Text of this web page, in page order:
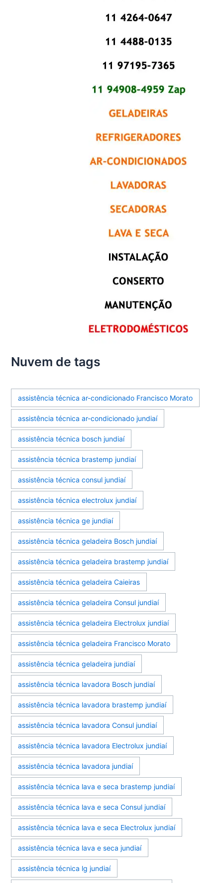
Nuvem de tags
assistência técnica ar-condicionado Francisco Morato
assistência técnica ar-condicionado jundiaí
assistência técnica bosch jundiaí
assistência técnica brastemp jundiaí
assistência técnica consul jundiaí
assistência técnica electrolux jundiaí
assistência técnica ge jundiaí
assistência técnica geladeira Bosch jundiaí
assistência técnica geladeira brastemp jundiaí
assistência técnica geladeira Caieiras
assistência técnica geladeira Consul jundiaí
assistência técnica geladeira Electrolux jundiaí
assistência técnica geladeira Francisco Morato
assistência técnica geladeira jundiaí
assistência técnica lavadora Bosch jundiaí
assistência técnica lavadora brastemp jundiaí
assistência técnica lavadora Consul jundiaí
assistência técnica lavadora Electrolux jundiaí
assistência técnica lavadora jundiaí
assistência técnica lava e seca brastemp jundiaí
assistência técnica lava e seca Consul jundiaí
assistência técnica lava e seca Electrolux jundiaí
assistência técnica lava e seca jundiaí
assistência técnica lg jundiaí